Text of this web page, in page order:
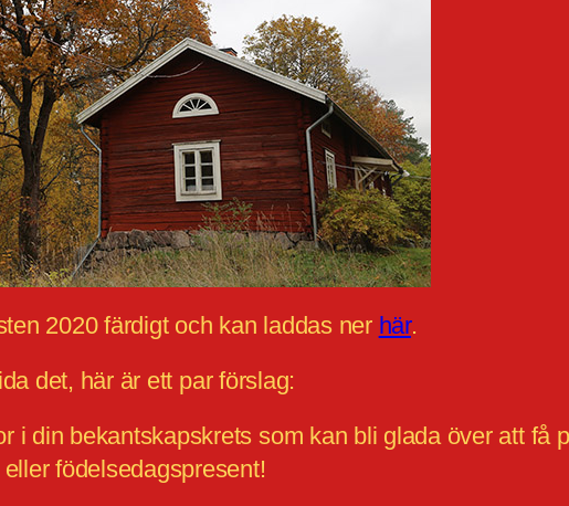
2020 färdigt och kan laddas ner här.
det, här är ett par förslag:
i din bekantskapskrets som kan bli glada över att få
födelsedagspresent!